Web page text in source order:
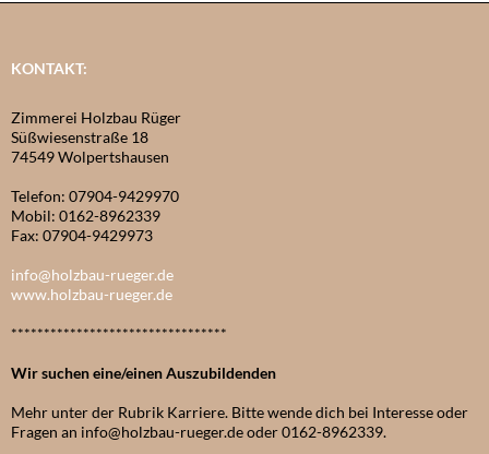
KONTAKT:
Zimmerei Holzbau Rüger
Süßwiesenstraße 18
74549 Wolpertshausen
Telefon: 07904-9429970
Mobil: 0162-8962339
Fax: 07904-9429973
info@holzbau-rueger.de
www.holzbau-rueger.de
*********************************
Wir suchen eine/einen Auszubildenden
Mehr unter der Rubrik Karriere. Bitte wende dich bei Interesse oder
Fragen an info@holzbau-rueger.de oder 0162-8962339.